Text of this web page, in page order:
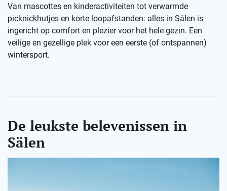
Van mascottes en kinderactiviteiten tot verwarmde
picknickhutjes en korte loopafstanden: alles in Sälen is
ingericht op comfort en plezier voor het hele gezin. Een
veilige en gezellige plek voor een eerste (of ontspannen)
wintersport.
De leukste belevenissen in
Sälen